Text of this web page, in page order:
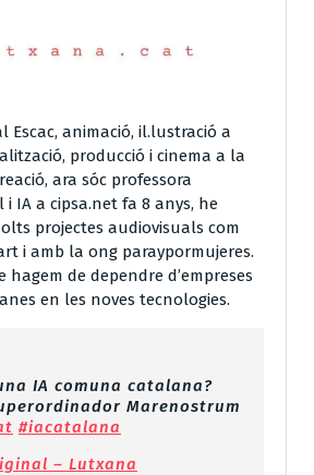
Escac, animació, il.lustració a
producció i cinema a la
ara sóc professora
i IA a cipsa.net fa 8 anys, he
projectes audiovisuals com
i amb la ong paraypormujeres.
hagem de dependre d’empreses
en les noves tecnologies.
IA comuna catalana?
Marenostrum
#iacatalana
– Lutxana